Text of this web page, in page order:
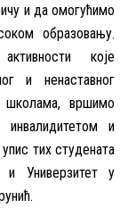
и да омогућимо
образовању.
које
и ненаставног
школама, вршимо
и
тих студената
и Универзитет у